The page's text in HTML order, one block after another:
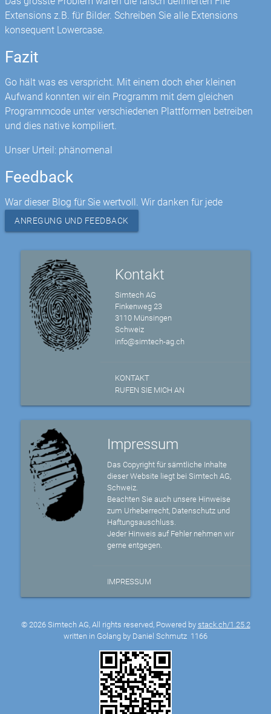
Extensions z.B. für Bilder. Schreiben Sie alle Extensions
konsequent Lowercase.
Fazit
Go hält was es verspricht. Mit einem doch eher kleinen
Aufwand konnten wir ein Programm mit dem gleichen
Programmcode unter verschiedenen Plattformen betreiben
und dies native kompiliert.
Unser Urteil: phänomenal
Feedback
War dieser Blog für Sie wertvoll. Wir danken für jede
ANREGUNG UND FEEDBACK
Kontakt
Simtech AG
Finkenweg 23
3110 Münsingen
Schweiz
info@simtech-ag.ch
KONTAKT
RUFEN SIE MICH AN
Impressum
Das Copyright für sämtliche Inhalte
dieser Website liegt bei Simtech AG,
Schweiz.
Beachten Sie auch unsere Hinweise
zum Urheberrecht, Datenschutz und
Haftungsauschluss.
Jeder Hinweis auf Fehler nehmen wir
gerne entgegen.
IMPRESSUM
© 2026 Simtech AG, All rights reserved, Powered by stack.ch/1.25.2
written in Golang by Daniel Schmutz 1166